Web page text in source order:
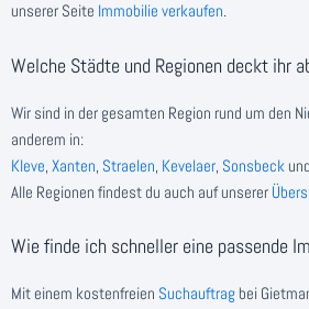
unserer Seite Immobilie verkaufen.
Welche Städte und Regionen deckt ihr
Wir sind in der gesamten Region rund um den
anderem in:
Kleve Xanten Straelen Kevelaer Sonsbeck und
Alle Regionen findest du auch auf unserer
Wie finde ich schneller eine passende
Mit einem kostenfreien Suchauftrag bei